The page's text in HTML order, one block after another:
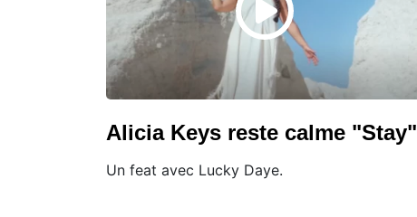
Alicia Keys reste calme "Stay"
Un feat avec Lucky Daye.